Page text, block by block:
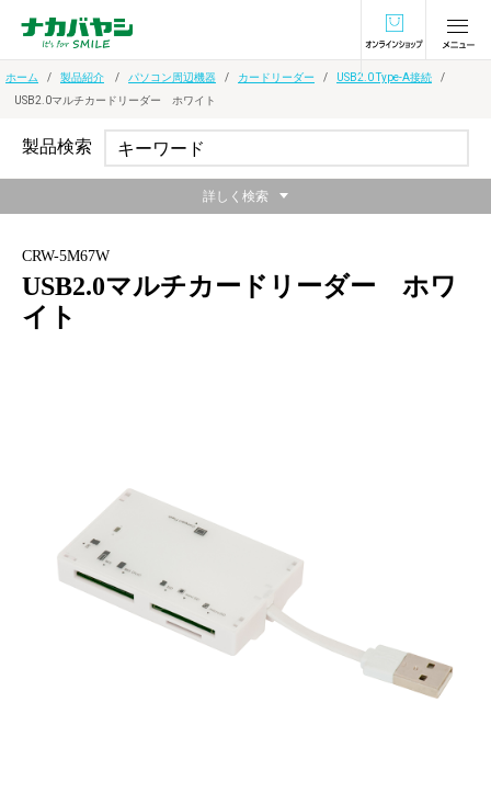
オンラインショ
ホーム 製品紹介 パソコン周辺機器 カードリーダー
USB2.0 Type-A接続
USB2.0マルチカードリーダー ホワイト
CRW-5M67W
USB2.0マルチカードリーダー ホワ
イト
主要メモリーカードにまとめて対応!!
ケーブル裏面収納で便利。
メーカー希望小売価格：
+ 税
●ケーブルが背面収納できるので持ち運びや使用しない時に便
製品検索
詳しく検索